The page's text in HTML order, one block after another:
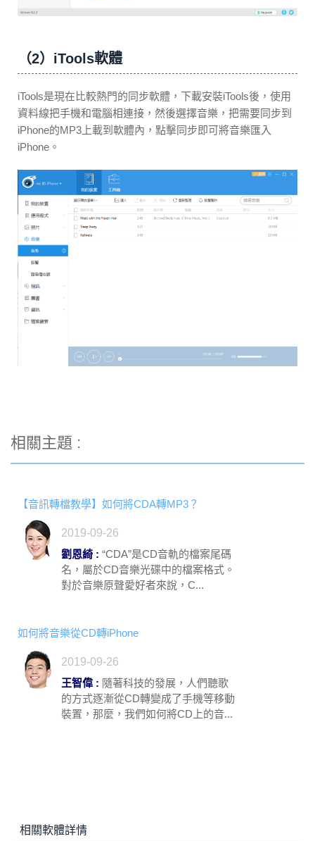
（2）iTools軟體
iTools是現在比較熱門的同步軟體，下載安裝iTools後，使用
資料線把手機和電腦相連接，然後選擇音樂，把需要同步到
iPhone的MP3上載到軟體內，點擊同步即可將音樂匯入
iPhone。
相關主題 :
【音訊轉檔教學】如何將CDA轉MP3？
2019-09-26
劉恩綺 : “CDA”是CD音軌的檔案尾碼
名，屬於CD音樂光碟中的檔案格式。
對於音樂原聲愛好者來說，C...
如何將音樂從CD轉iPhone
2019-09-26
王智偉 : 隨著科技的發展，人們聽歌
的方式逐漸從CD轉變成了手機等移動
裝置，那麼，我們如何將CD上的音...
相關軟體詳情